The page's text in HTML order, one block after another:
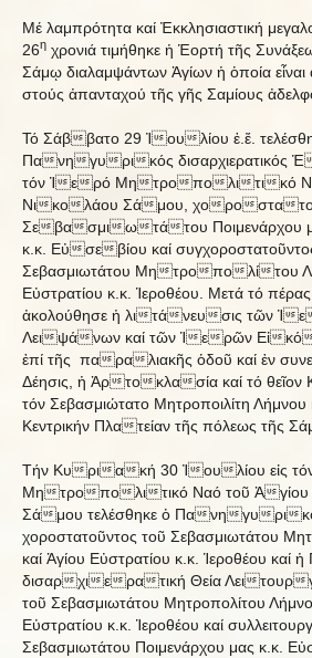
Μέ λαμπρότητα καί Ἐκκλησιαστική
26η χρονιά τιμήθηκε ἡ Ἑορτή τῆς
Σάμῳ διαλαμψάντων Ἁγίων ἡ ὁποία εἶναι
στούς ἀπανταχού τῆς γῆς Σαμίους
Τό Σάββατο 29 Ἰουλίου ἐ.ἔ.
Πανηγυρικός δισαρχιερατικός
τόν Ἱερό Μητροπολιτικό
Νικολάου Σάμου, χοροστα
Σεβασμιωτάτου Ποιμενάρχου
κ.κ. Εὐσεβίου καί
Σεβασμιωτάτου Μητροπολίτου
Εὐστρατίου κ.κ. Ἱεροθέου. Μετά τό
ἀκολούθησε ἡ λιτάνευσις τῶν Ἱ
Λειψάνων καί τῶν Ἱερῶν Εἰκό
ἐπί τῆς παραλιακῆς ὁδοῦ καί ἐν
Δέησις, ἡ Ἀρτοκλασία καί τό
τόν Σεβασμιώτατο Μητροποιλίτη Λήμνου
Κεντρικήν Πλατείαν τῆς πόλεως τῆς
Τήν Κυριακή 30 Ἰουλίου εἰς
Μητροπολιτικό Ναό τοῦ Ἁ
Σάμου τελέσθηκε ὁ Πανηγυρι
χοροστατοῦντος τοῦ Σεβασμιωτάτου
καί Ἁγίου Εὐστρατίου κ.κ. Ἱεροθέου
δισαρχιερατική Θεία Λειτουρ
τοῦ Σεβασμιωτάτου Μητροπολίτου
Εὐστρατίου κ.κ. Ἱεροθέου καί
Σεβασμιωτάτου Ποιμενάρχου μας κ.κ.